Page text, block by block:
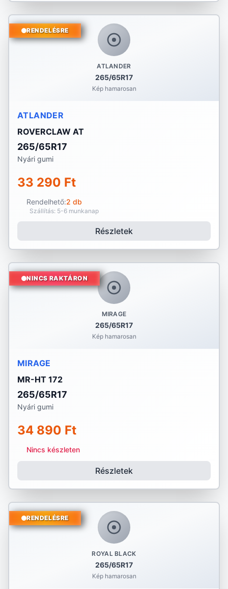
ATLANDER
265/65R17
Kép hamarosan
RENDELÉSRE
ATLANDER
ROVERCLAW AT
265/65R17
Nyári gumi
33 290 Ft
Rendelhető:2 db
Szállítás: 5-6 munkanap
Részletek
MIRAGE
265/65R17
Kép hamarosan
NINCS RAKTÁRON
MIRAGE
MR-HT 172
265/65R17
Nyári gumi
34 890 Ft
Nincs készleten
Részletek
ROYAL BLACK
265/65R17
Kép hamarosan
RENDELÉSRE